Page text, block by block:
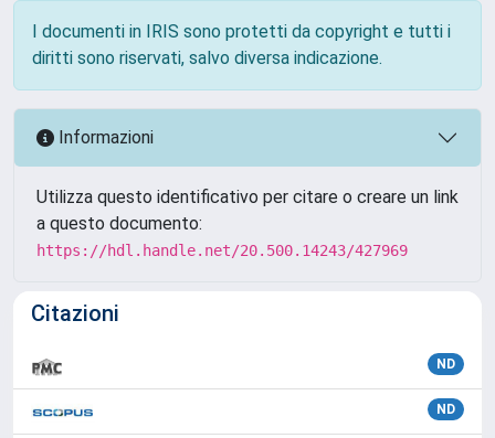
I documenti in IRIS sono protetti da copyright e tutti i
diritti sono riservati, salvo diversa indicazione.
Informazioni
Utilizza questo identificativo per citare o creare un link
a questo documento:
https://hdl.handle.net/20.500.14243/427969
Citazioni
ND
ND